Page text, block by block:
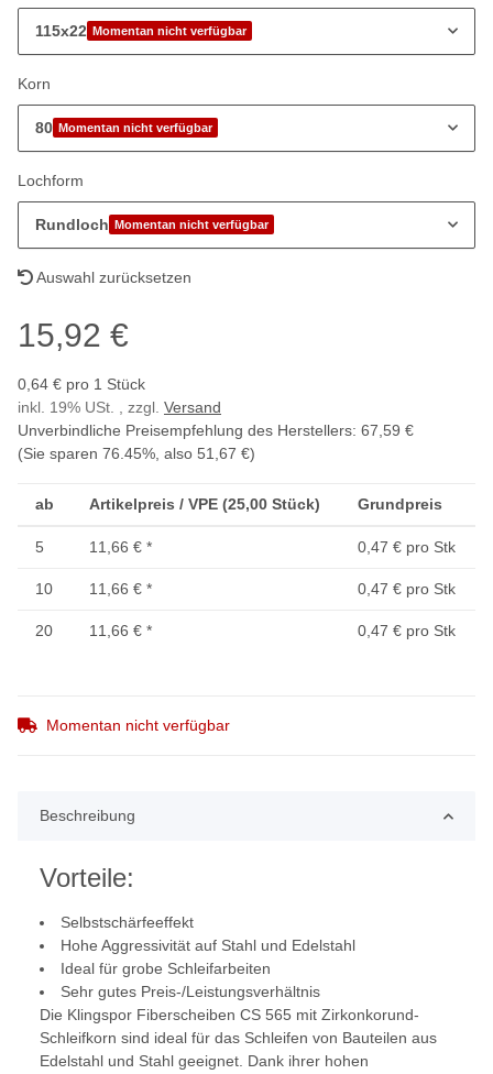
115x22 Momentan nicht verfügbar
Korn
80 Momentan nicht verfügbar
Lochform
Rundloch Momentan nicht verfügbar
Auswahl zurücksetzen
15,92 €
0,64 € pro 1 Stück
inkl. 19% USt. , zzgl. Versand
Unverbindliche Preisempfehlung des Herstellers: 67,59 €
(Sie sparen 76.45% , also 51,67 €)
ab Artikelpreis / VPE (25,00 Stück) Grundpreis
5 11,66 € * 0,47 € pro Stk
10 11,66 € * 0,47 € pro Stk
20 11,66 € * 0,47 € pro Stk
Momentan nicht verfügbar
Beschreibung
Vorteile:
Selbstschärfeeffekt
Hohe Aggressivität auf Stahl und Edelstahl
Ideal für grobe Schleifarbeiten
Sehr gutes Preis-/Leistungsverhältnis
Die Klingspor Fiberscheiben CS 565 mit Zirkonkorund-
Schleifkorn sind ideal für das Schleifen von Bauteilen aus
Edelstahl und Stahl geeignet. Dank ihrer hohen